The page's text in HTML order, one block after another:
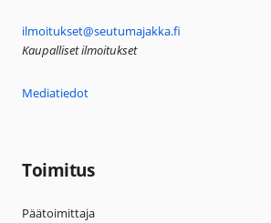
ilmoitukset@seutumajakka.fi
Kaupalliset ilmoitukset
Mediatiedot
Toimitus
Päätoimittaja